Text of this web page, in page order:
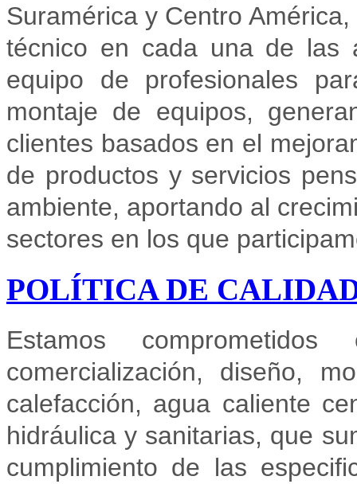
Suramérica y Centro
técnico en cada una de las
equipo de profesionales
montaje de equipos,
clientes basados en el
de productos y servicios
ambiente, aportando al
sectores en los que
POLÍTICA DE
Estamos
comercialización, diseño,
calefacción, agua caliente
hidráulica y sanitarias, que
cumplimiento de las